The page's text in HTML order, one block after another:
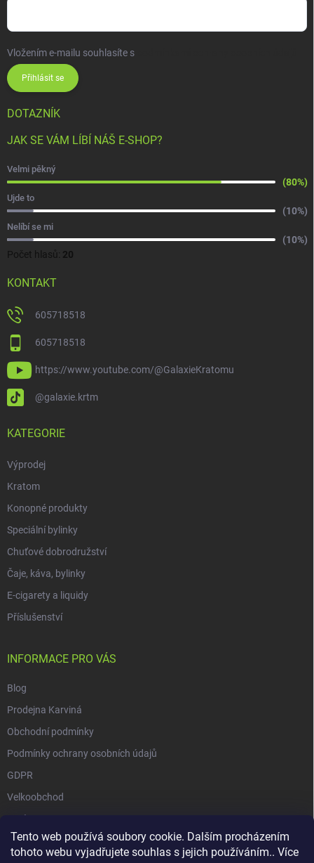
Tento web používá soubory cookie. Dalším procházením
tohoto webu vyjadřujete souhlas s jejich používáním.. Více
Vložením e-mailu souhlasíte s
Přihlásit se
DOTAZNÍK
JAK SE VÁM LÍBÍ NÁŠ E-SHOP?
Velmi pěkný
(80%)
Ujde to
(10%)
Nelíbí se mi
(10%)
Počet hlasů: 20
KONTAKT
605718518
605718518
https://www.youtube.com/@GalaxieKratomu
@galaxie.krtm
KATEGORIE
Výprodej
Kratom
Konopné produkty
Speciální bylinky
Chuťové dobrodružství
Čaje, káva, bylinky
E-cigarety a liquidy
Příslušenství
INFORMACE PRO VÁS
Blog
Prodejna Karviná
Obchodní podmínky
Podmínky ochrany osobních údajů
GDPR
Velkoobchod
O nás
Vrácení zásilky přes Zásilkovnu